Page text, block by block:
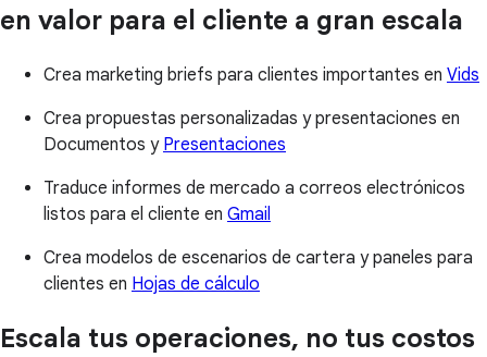
en valor para el cliente a gran escala
Crea marketing briefs para clientes importantes en Vids
Crea propuestas personalizadas y presentaciones en
Documentos y Presentaciones
Traduce informes de mercado a correos electrónicos
listos para el cliente en Gmail
Crea modelos de escenarios de cartera y paneles para
clientes en Hojas de cálculo
Escala tus operaciones, no tus costos